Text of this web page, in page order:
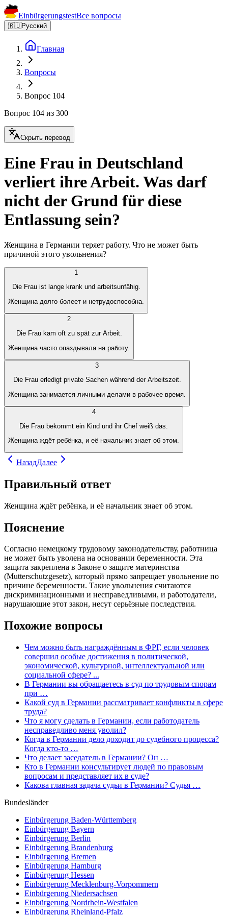
EinbürgerungstestВсе вопросы
🇷🇺Русский
Главная
Вопросы
Вопрос 104
Вопрос 104 из 300
Скрыть перевод
Eine Frau in Deutschland
verliert ihre Arbeit. Was darf
nicht der Grund für diese
Entlassung sein?
Женщина в Германии теряет работу. Что не может быть
причиной этого увольнения?
1
Die Frau ist lange krank und arbeitsunfähig.
Женщина долго болеет и нетрудоспособна.
2
Die Frau kam oft zu spät zur Arbeit.
Женщина часто опаздывала на работу.
3
Die Frau erledigt private Sachen während der Arbeitszeit.
Женщина занимается личными делами в рабочее время.
4
Die Frau bekommt ein Kind und ihr Chef weiß das.
Женщина ждёт ребёнка, и её начальник знает об этом.
НазадДалее
Правильный ответ
Женщина ждёт ребёнка, и её начальник знает об этом.
Пояснение
Согласно немецкому трудовому законодательству, работница
не может быть уволена на основании беременности. Эта
защита закреплена в Законе о защите материнства
(Mutterschutzgesetz), который прямо запрещает увольнение по
причине беременности. Такие увольнения считаются
дискриминационными и несправедливыми, и работодатели,
нарушающие этот закон, несут серьёзные последствия.
Похожие вопросы
Чем можно быть награждённым в ФРГ, если человек
совершил особые достижения в политической,
экономической, культурной, интеллектуальной или
социальной сфере? ...
В Германии вы обращаетесь в суд по трудовым спорам
при …
Какой суд в Германии рассматривает конфликты в сфере
труда?
Что я могу сделать в Германии, если работодатель
несправедливо меня уволил?
Когда в Германии дело доходит до судебного процесса?
Когда кто-то …
Что делает заседатель в Германии? Он …
Кто в Германии консультирует людей по правовым
вопросам и представляет их в суде?
Какова главная задача судьи в Германии? Судья …
Bundesländer
Einbürgerung Baden-Württemberg
Einbürgerung Bayern
Einbürgerung Berlin
Einbürgerung Brandenburg
Einbürgerung Bremen
Einbürgerung Hamburg
Einbürgerung Hessen
Einbürgerung Mecklenburg-Vorpommern
Einbürgerung Niedersachsen
Einbürgerung Nordrhein-Westfalen
Einbürgerung Rheinland-Pfalz